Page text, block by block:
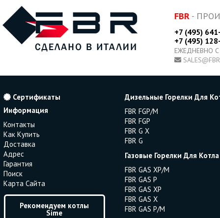
FBR -
+7 (495)
+7 (495)
ЕЖЕДНЕВНО
Сертификаты
Информация
Контакты
Как Купить
Доставка
Адрес
Гарантия
Поиск
Карта Сайта
Рекомендуем котлы
Sime
Дизельные Горелки Для
FBR FGP/M
FBR FGP
FBR G X
FBR G
Газовые Горелки Для Котла
FBR GAS XP/M
FBR GAS P
FBR GAS XP
FBR GAS X
FBR GAS P/M